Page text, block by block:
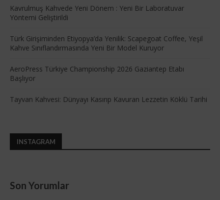
Kavrulmuş Kahvede Yeni Dönem : Yeni Bir Laboratuvar
Yöntemi Geliştirildi
Türk Girişiminden Etiyopya’da Yenilik: Scapegoat Coffee, Yeşil
Kahve Sınıflandırmasında Yeni Bir Model Kuruyor
AeroPress Türkiye Championship 2026 Gaziantep Etabı
Başlıyor
Tayvan Kahvesi: Dünyayı Kasırıp Kavuran Lezzetin Köklü Tarihi
INSTAGRAM
Son Yorumlar